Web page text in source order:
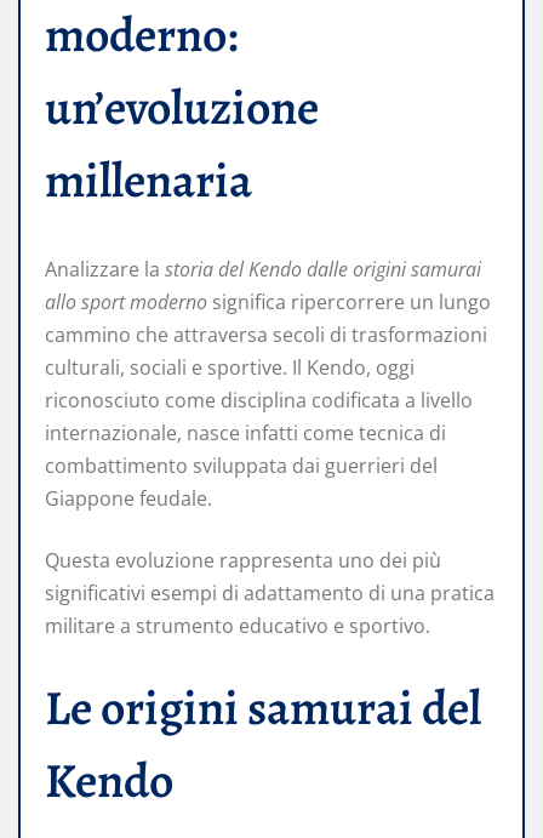
moderno:
un’evoluzione
millenaria
Analizzare la storia del Kendo dalle origini samurai
allo sport moderno significa ripercorrere un lungo
cammino che attraversa secoli di trasformazioni
culturali, sociali e sportive. Il Kendo, oggi
riconosciuto come disciplina codificata a livello
internazionale, nasce infatti come tecnica di
combattimento sviluppata dai guerrieri del
Giappone feudale.
Questa evoluzione rappresenta uno dei più
significativi esempi di adattamento di una pratica
militare a strumento educativo e sportivo.
Le origini samurai del
Kendo